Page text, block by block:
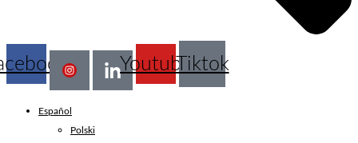
YoutubeTiktok
Español
Polski